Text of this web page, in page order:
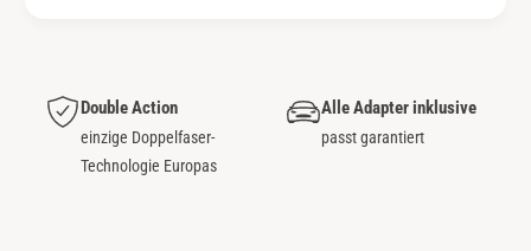
Double Action
einzige Doppelfaser-
Technologie Europas
Alle Adapter inklusive
passt garantiert